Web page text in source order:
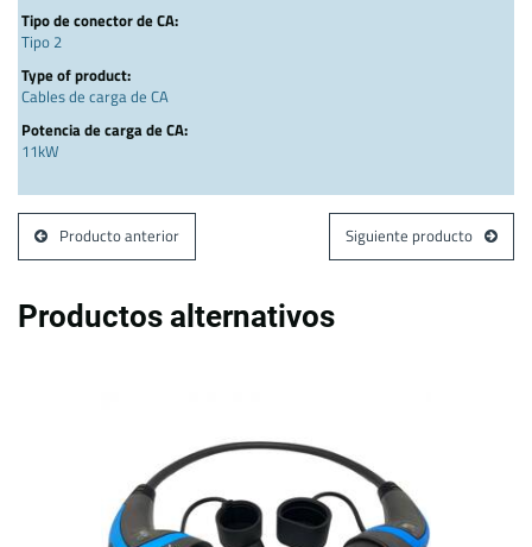
Tipo de conector de CA:
Tipo 2
Type of product:
Cables de carga de CA
Potencia de carga de CA:
11kW
Producto anterior Siguiente producto
Productos alternativos